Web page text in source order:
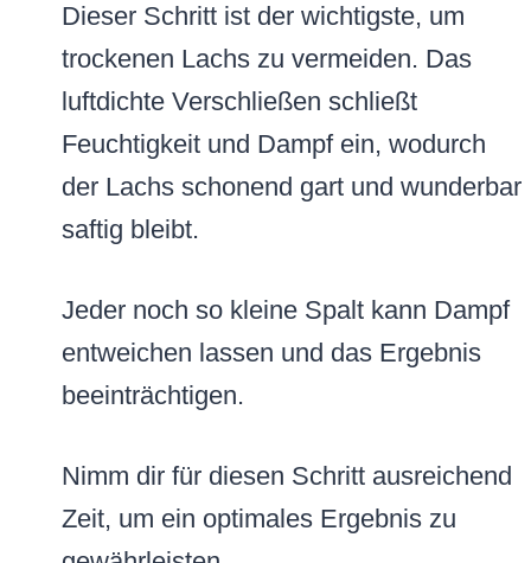
Dieser Schritt ist der wichtigste, um
trockenen Lachs zu vermeiden. Das
luftdichte Verschließen schließt
Feuchtigkeit und Dampf ein, wodurch
der Lachs schonend gart und wunderbar
saftig bleibt.
Jeder noch so kleine Spalt kann Dampf
entweichen lassen und das Ergebnis
beeinträchtigen.
Nimm dir für diesen Schritt ausreichend
Zeit, um ein optimales Ergebnis zu